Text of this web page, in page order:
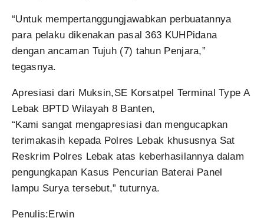
“Untuk mempertanggungjawabkan perbuatannya
para pelaku dikenakan pasal 363 KUHPidana
dengan ancaman Tujuh (7) tahun Penjara,”
tegasnya.
Apresiasi dari Muksin,SE Korsatpel Terminal Type A
Lebak BPTD Wilayah 8 Banten,
“Kami sangat mengapresiasi dan mengucapkan
terimakasih kepada Polres Lebak khususnya Sat
Reskrim Polres Lebak atas keberhasilannya dalam
pengungkapan Kasus Pencurian Baterai Panel
lampu Surya tersebut,” tuturnya.
Penulis:Erwin